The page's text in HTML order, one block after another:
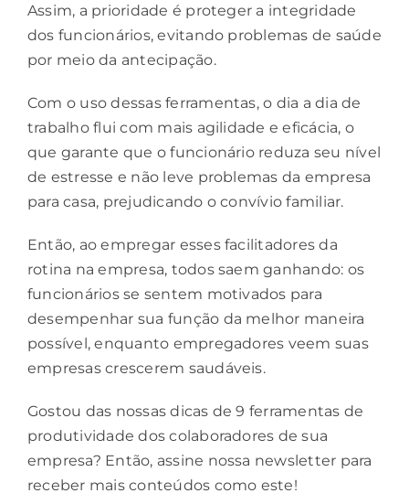
Assim, a prioridade é proteger a integridade
dos funcionários, evitando problemas de saúde
por meio da antecipação.
Com o uso dessas ferramentas, o dia a dia de
trabalho flui com mais agilidade e eficácia, o
que garante que o funcionário reduza seu nível
de estresse e não leve problemas da empresa
para casa, prejudicando o convívio familiar.
Então, ao empregar esses facilitadores da
rotina na empresa, todos saem ganhando: os
funcionários se sentem motivados para
desempenhar sua função da melhor maneira
possível, enquanto empregadores veem suas
empresas crescerem saudáveis.
Gostou das nossas dicas de 9 ferramentas de
produtividade dos colaboradores de sua
empresa? Então, assine nossa newsletter para
receber mais conteúdos como este!